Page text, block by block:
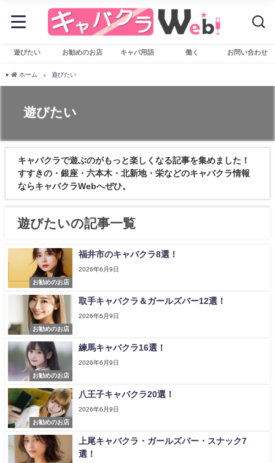
遊びたい お勧めのお店 キャバ用語 働く お問い合わせ
ホーム 遊びたい
遊びたい
キャバクラで遊ぶのがもっと楽しくなる記事を集めました！
すすきの・銀座・六本木・北新地・栄などのキャバクラ情報
ならキャバクラWebへぜひ。
遊びたいの記事一覧
お勧めのお店
福井市のキャバクラ8選！
2026年6月9日
お勧めのお店
取手キャバクラ＆ガールズバー12選！
2026年6月9日
お勧めのお店
練馬キャバクラ16選！
2026年6月9日
お勧めのお店
八王子キャバクラ20選！
2026年6月9日
上尾キャバクラ・ガールズバー・スナック7
選！